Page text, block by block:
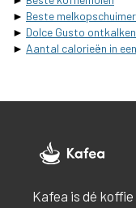
► Beste melkopschuimer
► Dolce Gusto ontkalken
► Aantal calorieën in
Kafea is dé